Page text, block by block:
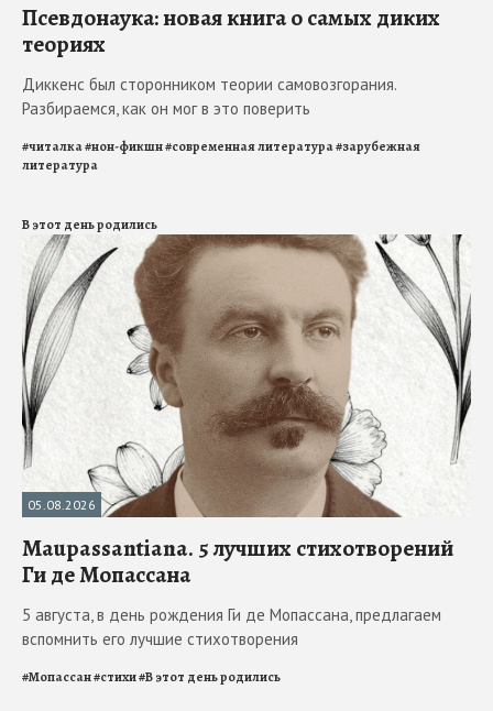
Псевдонаука: новая книга о самых диких
теориях
Диккенс был сторонником теории самовозгорания.
Разбираемся, как он мог в это поверить
#читалка#нон-фикшн#современная литература#зарубежная
литература
В этот день родились
05.08.2026
Maupassantiana. 5 лучших стихотворений
Ги де Мопассана
5 августа, в день рождения Ги де Мопассана, предлагаем
вспомнить его лучшие стихотворения
#Мопассан#стихи#В этот день родились